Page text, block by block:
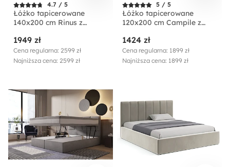
4.7 / 5
Łóżko tapicerowane
140x200 cm Rinus z
tkaninie hydrofobowej
1949 zł
Cena regularna: 2599 zł
Najniższa cena: 2599 zł
5 / 5
Łóżko tapicerowane
120x200 cm Campile z
sztruks
1424 zł
Cena regularna: 1899 zł
Najniższa cena: 1899 zł